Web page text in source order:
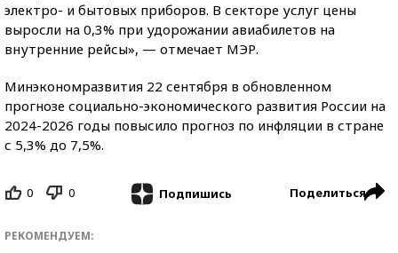
электро- и бытовых приборов. В секторе услуг цены
выросли на 0,3% при удорожании авиабилетов на
внутренние рейсы», — отмечает МЭР.
Минэкономразвития 22 сентября в обновленном
прогнозе социально-экономического развития России на
2024-2026 годы повысило прогноз по инфляции в стране
с 5,3% до 7,5%.
0 0 Подпишись Поделиться
РЕКОМЕНДУЕМ: